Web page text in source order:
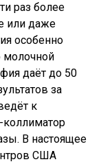
раз более
или даже
особенно
молочной
даёт до 50
за
к
коллиматор
В настоящее
США